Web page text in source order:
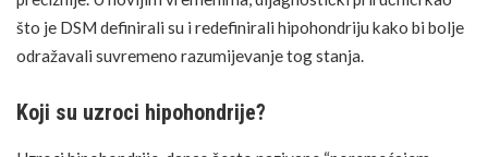
što je DSM definirali su i redefinirali hipohondriju kako bi bolje
odražavali suvremeno razumijevanje tog stanja.
Koji su uzroci hipohondrije?